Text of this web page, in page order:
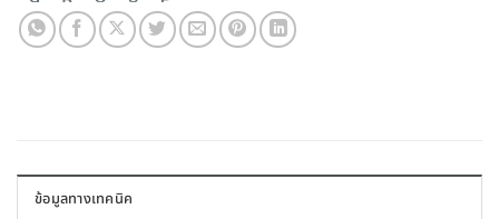
ข้อมูลทางเทคนิค